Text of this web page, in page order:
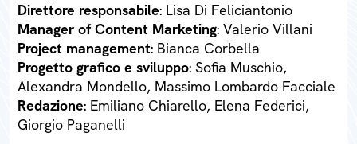
Direttore responsabile: Lisa Di Feliciantonio
Manager of Content Marketing: Valerio Villani
Project management: Bianca Corbella
Progetto grafico e sviluppo: Sofia Muschio,
Alexandra Mondello, Massimo Lombardo Facciale
Redazione: Emiliano Chiarello, Elena Federici,
Giorgio Paganelli